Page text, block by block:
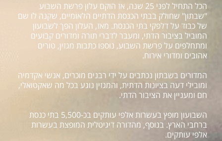
הכל התחיל לפני 25 שנה, אז הוקם עלון פרשת השבוע
"שבתון" שחולק בבתי הכנסת הדתיים הלאומיים, שקנה לו שם
של כבוד על דלפקי בתי הכנסת. מאז, העלון הפך לשבועון
המוביל בציבור הדתי, ומעבר לדברי תורה ומדורים קבועים
ומתחלפים על פרשת השבוע, נוספו כתבות מגזין, טורים
אהובים ומדורי אירוח.
המדורים בשבתון נכתבים על ידי רבנים מוכרים, אנשי אקדמיה
ומובילי דעה בציונות הדתית, והמגזין נוגע בכל מה שאקטואלי,
חם ומעניין את הציבור הדתי.
השבועון מופץ בעשרות אלפי עותקים בכ-5,500 בתי כנסת
ברחבי הארץ. בנוסף, מהדורה דיגיטלית המופצת בעשרות
אלפי עותקים.